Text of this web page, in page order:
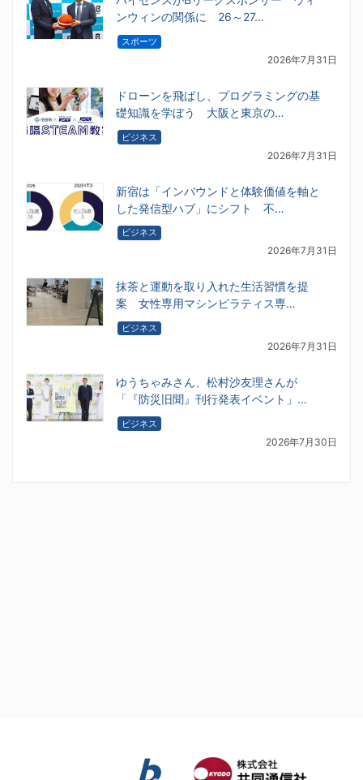
ンウィンの関係に 26～27…
スポーツ
2026年7月31日
ドローンを飛ばし、プログラミングの基
礎知識を学ぼう 大阪と東京の…
ビジネス
2026年7月31日
新宿は「インバウンドと体験価値を軸と
した発信型ハブ」にシフト 不…
ビジネス
2026年7月31日
抹茶と運動を取り入れた生活習慣を提
案 女性専用マシンピラティス専…
ビジネス
2026年7月31日
ゆうちゃみさん、松村沙友理さんが
「『防災旧聞』刊行発表イベント」…
ビジネス
2026年7月30日